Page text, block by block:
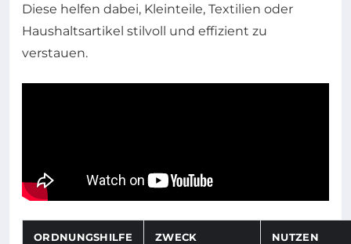
Diese helfen dabei, Kleinteile, Textilien oder
Haushaltsartikel stilvoll und effizient zu
verstauen.
ORDNUNGSHILFE ZWECK NUTZEN